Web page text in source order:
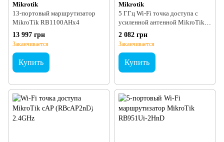
Mikrotik
13-портовый маршрутизатор
MikroTik RB1100AHx4
13 997 грн
Заканчивается
Купить
Mikrotik
5 ГГц Wi-Fi точка доступа с
усиленной антенной MikroTik
SXTsq Lite5 (RBSXTsq5nD)
2 082 грн
Заканчивается
Купить